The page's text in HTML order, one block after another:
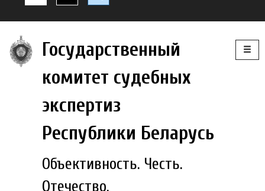
Государственный
комитет судебных
экспертиз
Республики Беларусь
Объективность. Честь.
Отечество.